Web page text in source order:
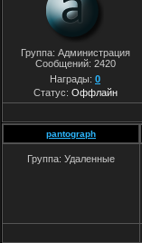
Группа: Администрация
Сообщений: 2420
Награды: 0
Статус: Оффлайн
pantograph
Группа: Удаленные